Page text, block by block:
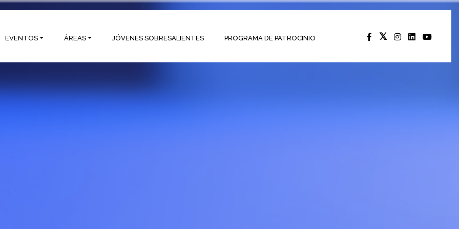
EVENTOS ÁREAS JÓVENES SOBRESALIENTES PROGRAMA DE PATROCINIO